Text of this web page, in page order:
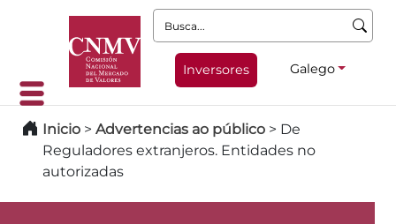
Busca:
Inversores Galego
Inicio > Advertencias ao público > De
Reguladores extranjeros. Entidades no
autorizadas